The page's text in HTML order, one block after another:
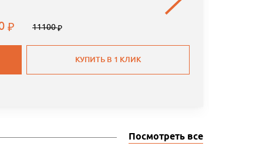
11100
КУПИТЬ В 1 КЛИК
Посмотреть все